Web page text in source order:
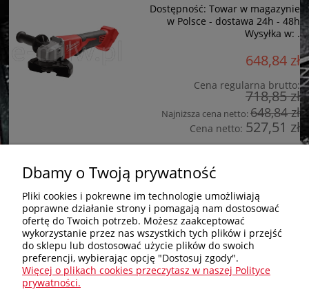
Dostępność: Towar w magazynie
w Polsce - dostawa 24h - 48h
Wysyłka w: .
648,84 zł
Cena regularna brutto:
718,85 zł
Najniższa cena netto:648,84 zł
Cena netto: 527,51 zł
Zakupy
Pomoc
Dbamy o Twoją prywatność
Pliki cookies i pokrewne im technologie umożliwiają
poprawne działanie strony i pomagają nam dostosować
ofertę do Twoich potrzeb. Możesz zaakceptować
wykorzystanie przez nas wszystkich tych plików i przejść
do sklepu lub dostosować użycie plików do swoich
preferencji, wybierając opcję "Dostosuj zgody".
Więcej o plikach cookies przeczytasz w naszej Polityce
prywatności.